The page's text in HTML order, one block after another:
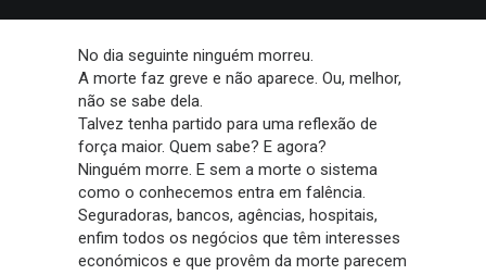
No dia seguinte ninguém morreu.
A morte faz greve e não aparece. Ou, melhor,
não se sabe dela.
Talvez tenha partido para uma reflexão de
força maior. Quem sabe? E agora?
Ninguém morre. E sem a morte o sistema
como o conhecemos entra em falência.
Seguradoras, bancos, agências, hospitais,
enfim todos os negócios que têm interesses
económicos e que provêm da morte parecem